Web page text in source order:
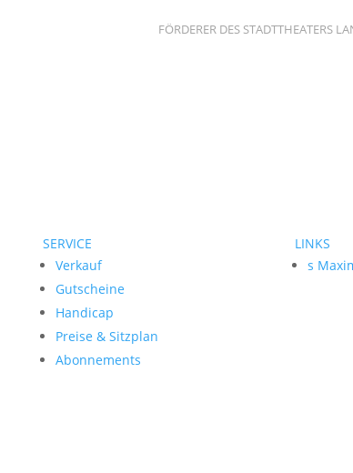
FÖRDERER DES STADTTHEATERS
SERVICE
Verkauf
Gutscheine
Handicap
Preise & Sitzplan
Abonnements
LINKS
s